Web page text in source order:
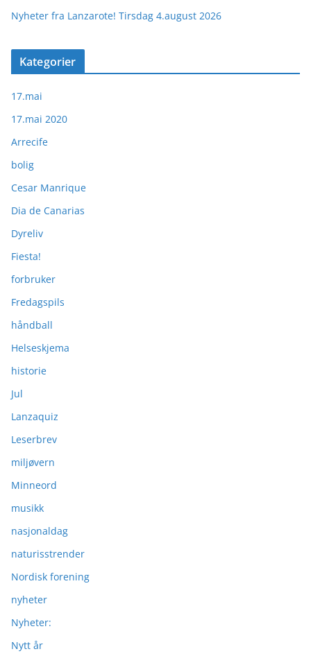
Nyheter fra Lanzarote! Tirsdag 4.august 2026
Kategorier
17.mai
17.mai 2020
Arrecife
bolig
Cesar Manrique
Dia de Canarias
Dyreliv
Fiesta!
forbruker
Fredagspils
håndball
Helseskjema
historie
Jul
Lanzaquiz
Leserbrev
miljøvern
Minneord
musikk
nasjonaldag
naturisstrender
Nordisk forening
nyheter
Nyheter:
Nytt år